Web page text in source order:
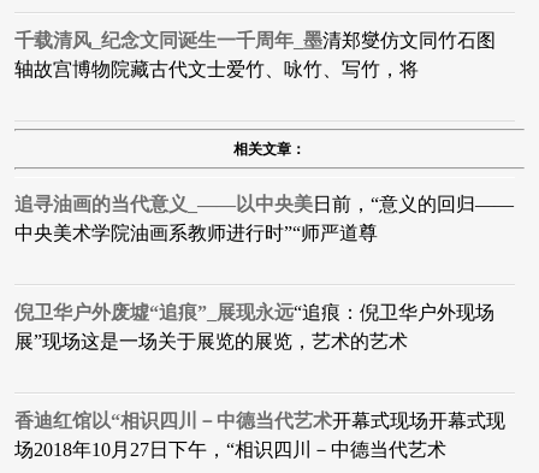
千载清风_纪念文同诞生一千周年_墨清郑燮仿文同竹石图
轴故宫博物院藏​古代文士爱竹、咏竹、写竹，将
相关文章：
追寻油画的当代意义_——以中央美日前，“意义的回归——
中央美术学院油画系教师进行时”“师严道尊
倪卫华户外废墟“追痕”_展现永远“追痕：倪卫华户外现场
展”现场这是一场关于展览的展览，艺术的艺术
香迪红馆以“相识四川－中德当代艺术开幕式现场开幕式现
场2018年10月27日下午，“相识四川－中德当代艺术